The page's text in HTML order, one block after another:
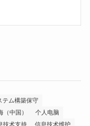
テム構築保守
（中国）
个人电脑
技术支持
信息技术维护